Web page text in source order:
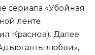
сериала «Убойная
ленте
Краснов). Далее
любви»,